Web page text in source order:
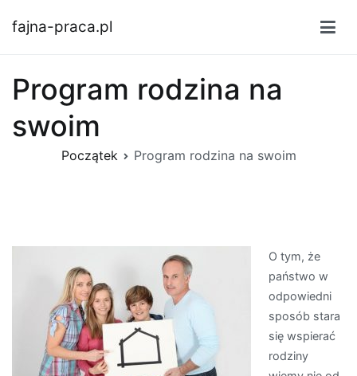
dofajna-praca.pl
Program rodzina na
swoim
Początek Program rodzina na swoim
O tym, że
państwo w
odpowiedni
sposób stara
się wspierać
rodziny